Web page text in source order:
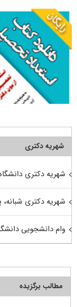
شهریه دکتری
شهریه دکتری
شهریه دکتری شبانه،
وام دانشجویی
مطالب برگزیده